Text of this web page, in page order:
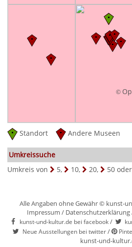
©
Standort Andere Museen
Umkreissuche
Umkreis von
5, 10, 20, 50 oder
Alle Angaben ohne Gewähr © kunst-
Impressum / Datenschutzerklärung
kunst-und-kultur.de bei facebook/
Neue Ausstellungen bei twitter/
kunst-und-